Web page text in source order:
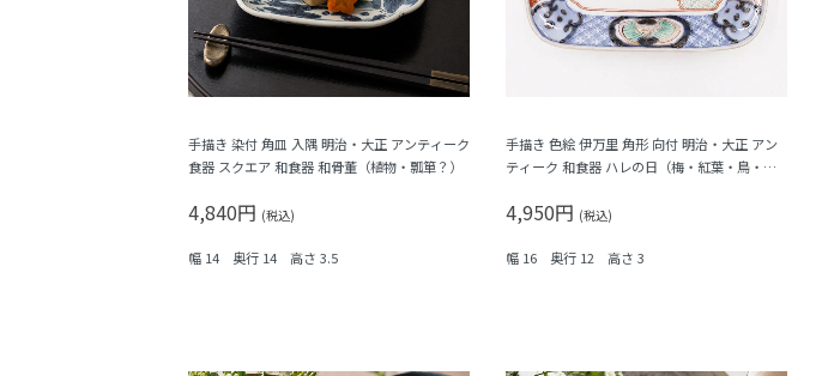
手描き 染付 角皿 入隅 明治・大正 アンティーク
食器 スクエア 和食器 和骨董（植物・瓢箪？）
4,840円 (税込)
幅 14 奥行 14 高さ 3.5
手描き 色絵 伊万里 角形 向付 明治・大正 アン
ティーク 和食器 ハレの日（梅・紅葉・鳥・格
4,950円 (税込)
幅 16 奥行 12 高さ 3